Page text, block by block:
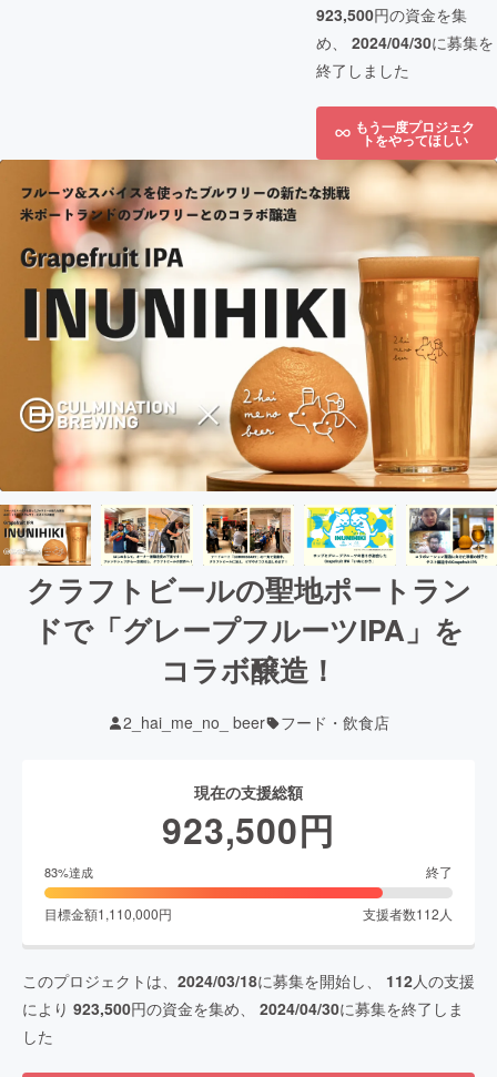
923,500円の資金を集
め、 2024/04/30に募集を
終了しました
もう一度プロジェク
トをやってほしい
クラフトビールの聖地ポートラン
ドで「グレープフルーツIPA」を
コラボ醸造！
2_hai_me_no_ beer フード・飲食店
現在の支援総額
923,500円
83%達成 終了
目標金額1,110,000円 支援者数112 人
このプロジェクトは、 2024/03/18に募集を開始し、 112人の支援
により 923,500円の資金を集め、 2024/04/30に募集を終了しま
した